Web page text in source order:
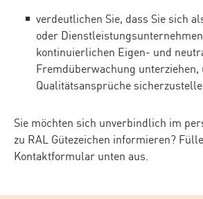
verdeutlichen Sie, dass Sie sich
oder
kontinuierlichen Eigen- und
Fremdüberwachung unterziehen,
Qualitätsansprüche
Sie möchten sich unverbindlich im
zu RAL Gütezeichen informieren?
Kontaktformular unten aus.